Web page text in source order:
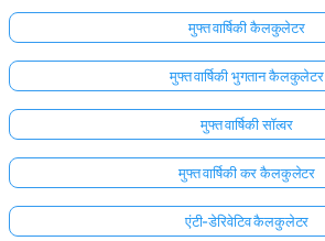
मुफ्त वार्षिकी कैलकुलेटर
मुफ्त वार्षिकी भुगतान कैलकुलेटर
मुफ्त वार्षिकी सॉल्वर
मुफ्त वार्षिकी कर कैलकुलेटर
एंटी-डेरिवेटिव कैलकुलेटर